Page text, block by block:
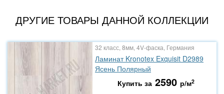
ДРУГИЕ ТОВАРЫ ДАННОЙ КОЛЛЕКЦИИ
32 класс, 8мм, 4V-фаска, Германия
Ламинат Kronotex Exquisit D2989
Ясень Полярный
Купить за 2590 р/м2